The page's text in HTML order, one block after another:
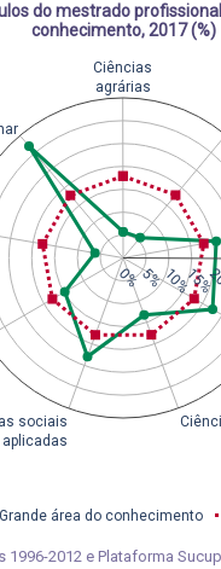
do mestrado
conhecimento, 2017 (%)
Ciências
agrárias
sociais
aplicadas
0%5%10%15%
Grande área do conhecimento
1996-2012 e Plataforma